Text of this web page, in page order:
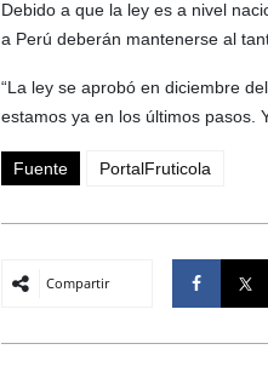
Debido a que la ley es a nivel
a Perú deberán mantenerse al
“La ley se aprobó en diciembre
estamos ya en los últimos pasos.
Fuente PortalFruticola
Compartir